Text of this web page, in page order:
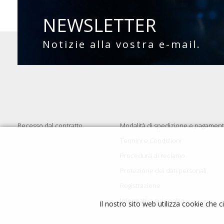
NEWSLETTER
Notizie alla vostra e-mail.
Recesso dal contratto
Modalità di spedizione e
Informativa sui cookie
Il nostro sito web utilizza cookie che